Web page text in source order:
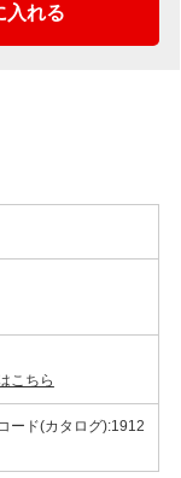
入れる
こちら
ード(カタログ):1912